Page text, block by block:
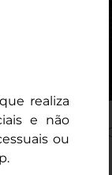
ALERTA –
Advogado
realiza
e não
ou